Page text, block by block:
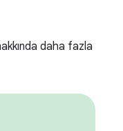
daha fazla